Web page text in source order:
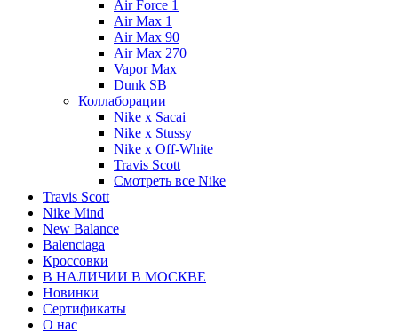
Air Force 1
Air Max 1
Air Max 90
Air Max 270
Vapor Max
Dunk SB
Коллаборации
Nike x Sacai
Nike x Stussy
Nike x Off-White
Travis Scott
Смотреть все Nike
Travis Scott
Nike Mind
New Balance
Balenciaga
Кроссовки
В НАЛИЧИИ В МОСКВЕ
Новинки
Сертификаты
О нас